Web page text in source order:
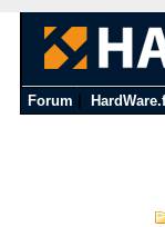
Forum